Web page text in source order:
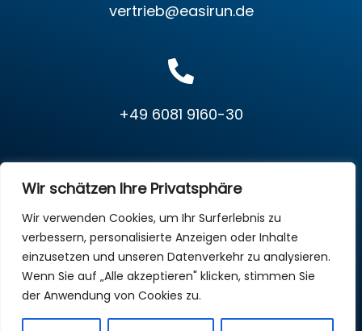
Wir schätzen Ihre Privatsphäre
Wir verwenden Cookies, um Ihr Surferlebnis zu
verbessern, personalisierte Anzeigen oder Inhalte
einzusetzen und unseren Datenverkehr zu analysieren.
Wenn Sie auf „Alle akzeptieren" klicken, stimmen Sie
der Anwendung von Cookies zu.
vertrieb@easirun.de
+49 6081 9160-30
Copyright © 2026 EasiRun Europa GmbH. All Rights
Reserved.